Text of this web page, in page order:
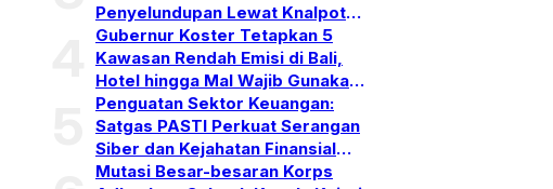
Penyelundupan Lewat Knalpot
Bekas
Gubernur Koster Tetapkan 5
Kawasan Rendah Emisi di Bali,
Hotel hingga Mal Wajib Gunakan
PLTS Atap
Penguatan Sektor Keuangan:
Satgas PASTI Perkuat Serangan
Siber dan Kejahatan Finansial
Lintas Yurisdiksi
Mutasi Besar-besaran Korps